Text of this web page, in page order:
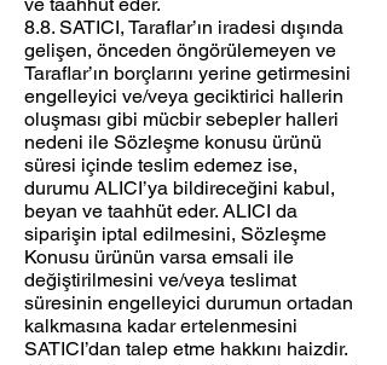
8.8. SATICI, Taraflar’ın iradesi dışında
gelişen, önceden öngörülemeyen ve
Taraflar’ın borçlarını yerine getirmesini
engelleyici ve/veya geciktirici hallerin
oluşması gibi mücbir sebepler halleri
nedeni ile Sözleşme konusu ürünü
süresi içinde teslim edemez ise,
durumu ALICI’ya bildireceğini kabul,
beyan ve taahhüt eder. ALICI da
siparişin iptal edilmesini, Sözleşme
Konusu ürünün varsa emsali ile
değiştirilmesini ve/veya teslimat
süresinin engelleyici durumun ortadan
kalkmasına kadar ertelenmesini
SATICI’dan talep etme hakkını haizdir.